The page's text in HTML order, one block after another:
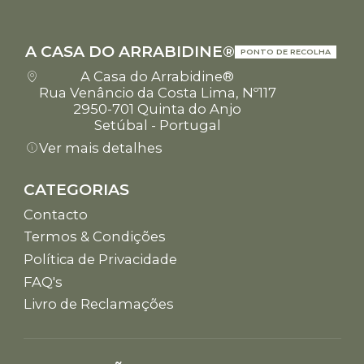
A CASA DO ARRABIDINE® PONTO DE RECOLHA
A Casa do Arrabidine®
Rua Venâncio da Costa Lima, Nº117
2950-701 Quinta do Anjo
Setúbal - Portugal
Ver mais detalhes
CATEGORIAS
Contacto
Termos & Condições
Política de Privacidade
FAQ's
Livro de Reclamações